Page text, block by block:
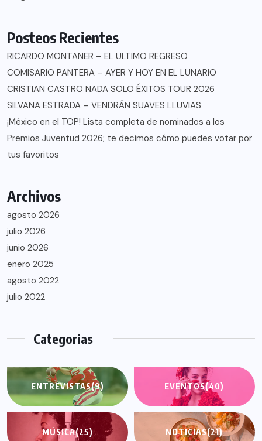
Posteos Recientes
RICARDO MONTANER – EL ULTIMO REGRESO
COMISARIO PANTERA – AYER Y HOY EN EL LUNARIO
CRISTIAN CASTRO NADA SOLO ÉXITOS TOUR 2026
SILVANA ESTRADA – VENDRÁN SUAVES LLUVIAS
¡México en el TOP! Lista completa de nominados a los
Premios Juventud 2026; te decimos cómo puedes votar por
tus favoritos
Archivos
agosto 2026
julio 2026
junio 2026
enero 2025
agosto 2022
julio 2022
Categorias
ENTREVISTAS(9) EVENTOS(40)
MÚSICA(25) NOTICIAS(21)